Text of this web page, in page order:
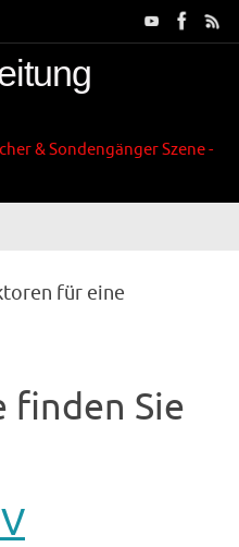
& Sondengänger Szene -
für eine
finden Sie